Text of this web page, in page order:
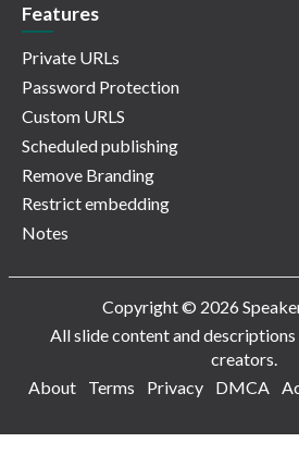
Features
Private URLs
Password Protection
Custom URLS
Scheduled publishing
Remove Branding
Restrict embedding
Notes
Copyright © 2026
All slide content and
creators.
About
Terms Privacy DMCA